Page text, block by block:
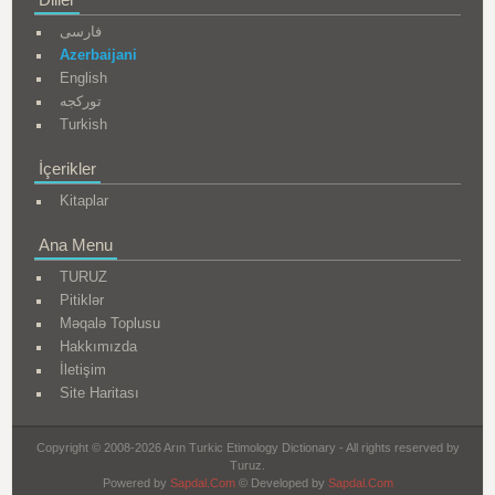
فارسی
Azerbaijani
English
تورکجه
Turkish
İçerikler
Kitaplar
Ana Menu
TURUZ
Pitiklər
Məqalə Toplusu
Hakkımızda
İletişim
Site Haritası
Copyright © 2008-2026 Arın Turkic Etimology Dictionary - All rights reserved by
Turuz.
Powered by Sapdal.Com© Developed by Sapdal.Com